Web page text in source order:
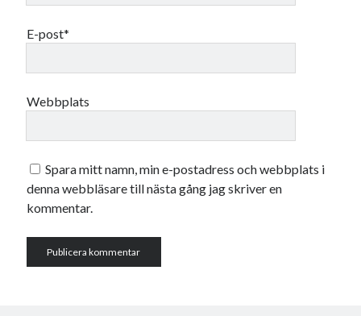
E-post*
Webbplats
Spara mitt namn, min e-postadress och webbplats i
denna webbläsare till nästa gång jag skriver en
kommentar.